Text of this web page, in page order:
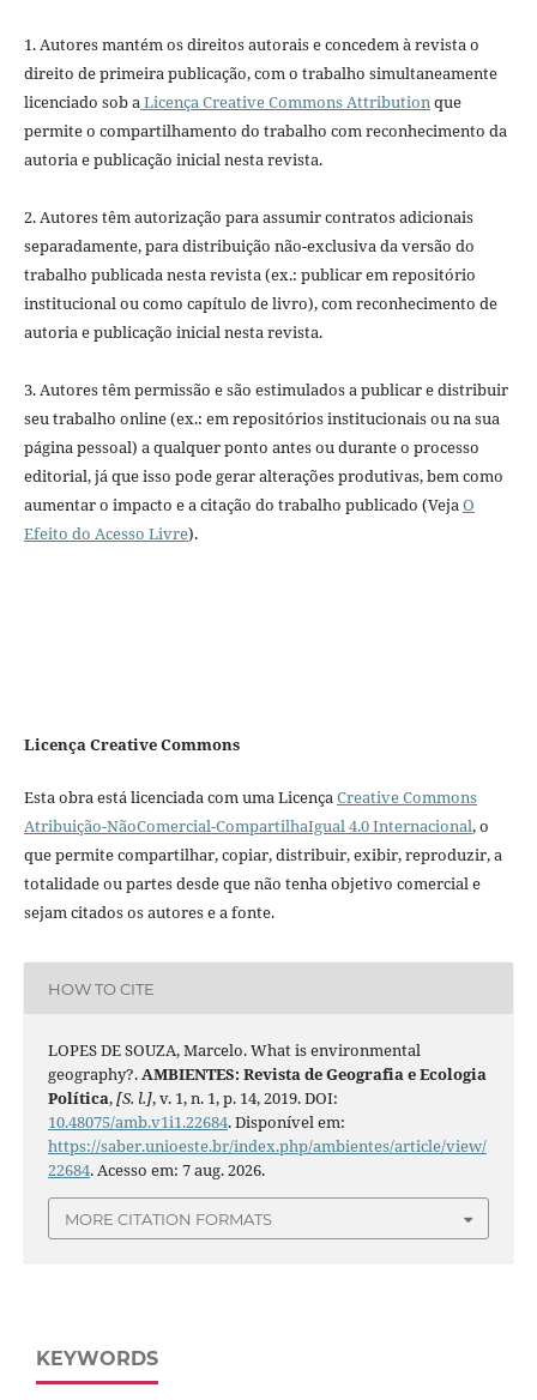
1. Autores mantém os direitos autorais e concedem à revista o
direito de primeira publicação, com o trabalho simultaneamente
licenciado sob aLicença Creative Commons Attributionque
permite o compartilhamento do trabalho com reconhecimento da
autoria e publicação inicial nesta revista.
2. Autores têm autorização para assumir contratos adicionais
separadamente, para distribuição não-exclusiva da versão do
trabalho publicada nesta revista (ex.: publicar em repositório
institucional ou como capítulo de livro), com reconhecimento de
autoria e publicação inicial nesta revista.
3. Autores têm permissão e são estimulados a publicar e distribuir
seu trabalho online (ex.: em repositórios institucionais ou na sua
página pessoal) a qualquer ponto antes ou durante o processo
editorial, já que isso pode gerar alterações produtivas, bem como
aumentar o impacto e a citação do trabalho publicado (VejaO
Efeito do Acesso Livre).
Licença Creative Commons
Esta obra está licenciada com uma LicençaCreative Commons
Atribuição-NãoComercial-CompartilhaIgual 4.0 Internacional, o
que permite compartilhar, copiar, distribuir, exibir, reproduzir, a
totalidade ou partes desde que não tenha objetivo comercial e
sejam citados os autores e a fonte.
HOW TO CITE
LOPES DE SOUZA, Marcelo. What is environmental
geography?.AMBIENTES: Revista de Geografia e Ecologia
Política,[S. l.], v. 1, n. 1, p. 14, 2019. DOI:
10.48075/amb.v1i1.22684. Disponível em:
https://saber.unioeste.br/index.php/ambientes/article/view/
22684. Acesso em: 7 aug. 2026.
MORE CITATION FORMATS
KEYWORDS